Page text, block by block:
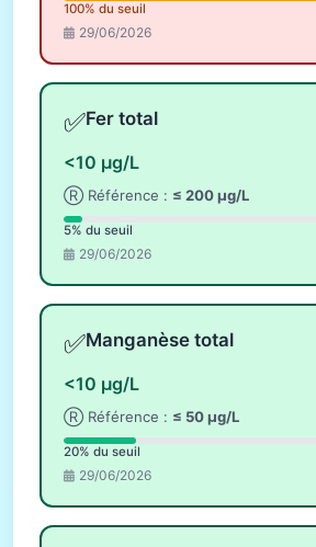
100% du seuil
29/06/2026
✅Fer total
<10 µg/L
Ⓡ Référence : ≤ 200 µg/L
5% du seuil
29/06/2026
✅Manganèse total
<10 µg/L
Ⓡ Référence : ≤ 50 µg/L
20% du seuil
29/06/2026